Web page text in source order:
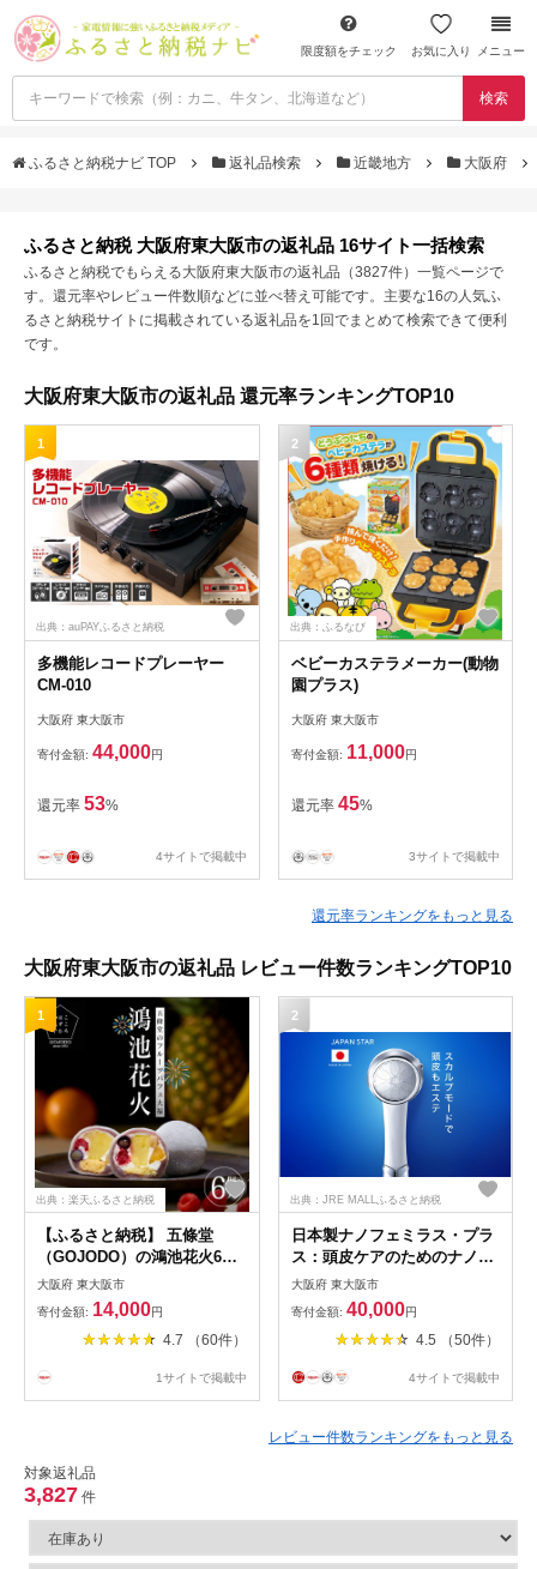
限度額をチェック お気に入り メニュー
検索
ふるさと納税ナビ TOP 返礼品検索 近畿地方 大阪府
ふるさと納税 大阪府東大阪市の返礼品 16サイト一括検索
ふるさと納税でもらえる大阪府東大阪市の返礼品（3827件）一覧ページで
す。還元率やレビュー件数順などに並べ替え可能です。主要な16の人気ふ
るさと納税サイトに掲載されている返礼品を1回でまとめて検索できて便利
です。
大阪府東大阪市の返礼品 還元率ランキングTOP10
1
出典：auPAYふるさと納税
多機能レコードプレーヤー
CM-010
大阪府 東大阪市
寄付金額: 44,000円
還元率 53%
4サイトで掲載中
2
出典：ふるなび
ベビーカステラメーカー(動物
園プラス)
大阪府 東大阪市
寄付金額: 11,000円
還元率 45%
3サイトで掲載中
還元率ランキングをもっと見る
大阪府東大阪市の返礼品 レビュー件数ランキングTOP10
1
出典：楽天ふるさと納税
【ふるさと納税】 五條堂
（GOJODO）の鴻池花火6個
入 フルーツパフェ大福 ★多
数のメディアで紹介されまし
た★ 【 フルーツ大福 冷凍大
福 ふるーつ大福 だいふく お
リー オレンジ バナナ フラン
大阪府 東大阪市
寄付金額: 14,000円
4.7 （60件）
1サイトで掲載中
2
出典：JRE MALLふるさと納税
日本製ナノフェミラス・プラ
ス：頭皮ケアのためのナノバ
ブルシャワーヘッド
大阪府 東大阪市
寄付金額: 40,000円
4.5 （50件）
4サイトで掲載中
レビュー件数ランキングをもっと見る
対象返礼品
3,827 件